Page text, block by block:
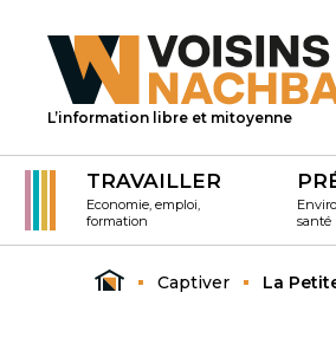
L’information libre et mitoyenne
TRAVAILLER
Economie, emploi,
formation
santé
Captiver La